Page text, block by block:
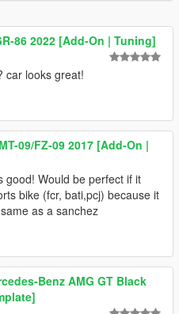
86 2022 [Add-On | Tuning]
car looks great!
09/FZ-09 2017 [Add-On |
good! Would be perfect if it
bike (fcr, bati,pcj) because it
as a sanchez
Benz AMG GT Black